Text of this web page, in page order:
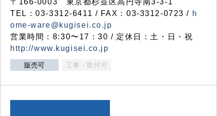
〒166-0003 東京都杉並区高円寺南3-3-1
TEL：03-3312-6411 / FAX：03-3312-0723 / h
ome-ware@kugisei.co.jp
営業時間：8:30〜17：30 / 定休日：土・日・祝
http://www.kugisei.co.jp
販売可 工事・取付可